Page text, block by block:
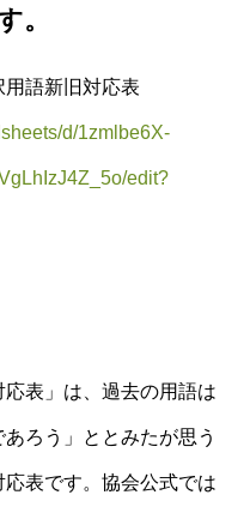
。
語新旧対応表
d/1zmlbe6X-
edit?
表」は、過去の用語は
ろう」ととみたが思う
表です。協会公式では